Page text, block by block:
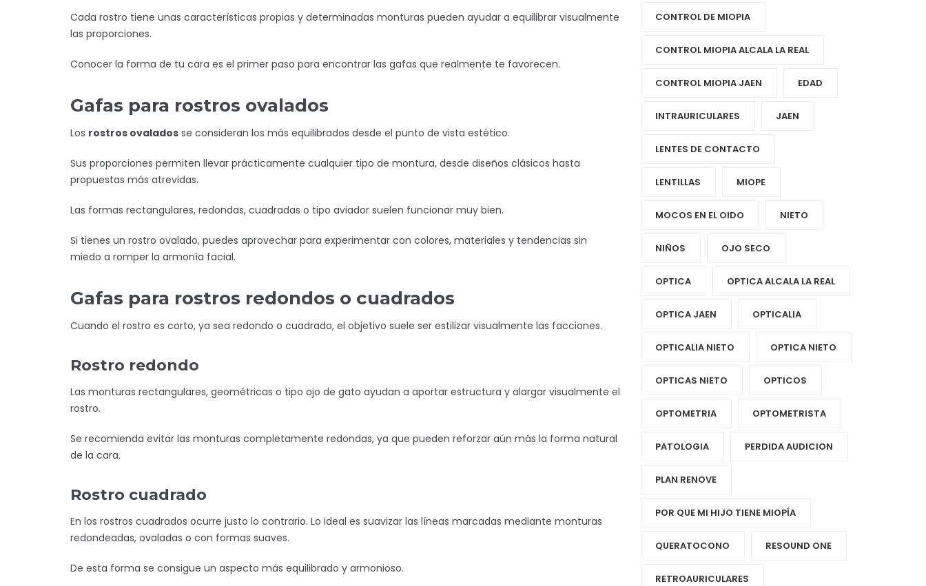
Cada rostro tiene unas características propias y determinadas monturas pueden ayudar a equilibrar visualmente
las proporciones.
Conocer la forma de tu cara es el primer paso para encontrar las gafas que realmente te favorecen.
Gafas para rostros ovalados
Los rostros ovalados se consideran los más equilibrados desde el punto de vista estético.
Sus proporciones permiten llevar prácticamente cualquier tipo de montura, desde diseños clásicos hasta
propuestas más atrevidas.
Las formas rectangulares, redondas, cuadradas o tipo aviador suelen funcionar muy bien.
Si tienes un rostro ovalado, puedes aprovechar para experimentar con colores, materiales y tendencias sin
miedo a romper la armonía facial.
Gafas para rostros redondos o cuadrados
Cuando el rostro es corto, ya sea redondo o cuadrado, el objetivo suele ser estilizar visualmente las facciones.
Rostro redondo
Las monturas rectangulares, geométricas o tipo ojo de gato ayudan a aportar estructura y alargar visualmente el
rostro.
Se recomienda evitar las monturas completamente redondas, ya que pueden reforzar aún más la forma natural
de la cara.
Rostro cuadrado
En los rostros cuadrados ocurre justo lo contrario. Lo ideal es suavizar las líneas marcadas mediante monturas
redondeadas, ovaladas o con formas suaves.
De esta forma se consigue un aspecto más equilibrado y armonioso.
CONTROL DE MIOPIA
CONTROL MIOPIA ALCALA LA REAL
CONTROL MIOPIA JAEN EDAD
INTRAURICULARES JAEN
LENTES DE CONTACTO
LENTILLAS MIOPE
MOCOS EN EL OIDO NIETO
NIÑOS OJO SECO
OPTICA OPTICA ALCALA LA REAL
OPTICA JAEN OPTICALIA
OPTICALIA NIETO OPTICA NIETO
OPTICAS NIETO OPTICOS
OPTOMETRIA OPTOMETRISTA
PATOLOGIA PERDIDA AUDICION
PLAN RENOVE
POR QUE MI HIJO TIENE MIOPÍA
QUERATOCONO RESOUND ONE
RETROAURICULARES